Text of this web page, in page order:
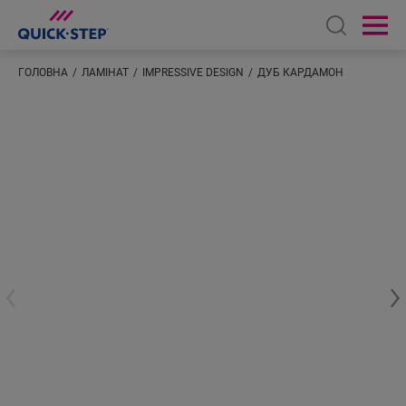
Open
ГОЛОВНА ЛАМІНАТ IMPRESSIVE DESIGN ДУБ КАРДАМОН